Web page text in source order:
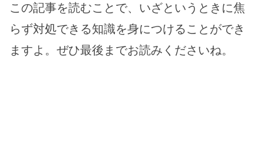
この記事を読むことで、いざというときに焦
らず対処できる知識を身につけることができ
ますよ。ぜひ最後までお読みくださいね。